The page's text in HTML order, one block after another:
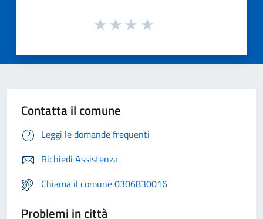
Contatta il comune
Leggi le domande frequenti
Richiedi Assistenza
Chiama il comune 0306830016
Problemi in città